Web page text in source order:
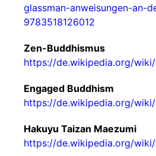
glassman-anweisungen-an-
9783518126012
Zen-Buddhismus
https://de.wikipedia.org/
Engaged Buddhism
https://de.wikipedia.org/
Hakuyu Taizan Maezumi
https://de.wikipedia.org/